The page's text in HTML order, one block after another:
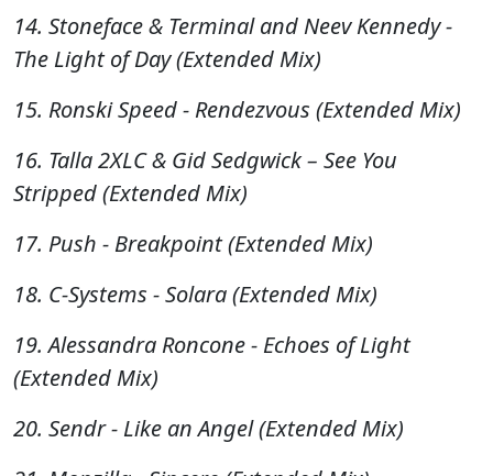
14. Stoneface & Terminal and Neev Kennedy -
The Light of Day (Extended Mix)
15. Ronski Speed - Rendezvous (Extended Mix)
16. Talla 2XLC & Gid Sedgwick – See You
Stripped (Extended Mix)
17. Push - Breakpoint (Extended Mix)
18. C-Systems - Solara (Extended Mix)
19. Alessandra Roncone - Echoes of Light
(Extended Mix)
20. Sendr - Like an Angel (Extended Mix)